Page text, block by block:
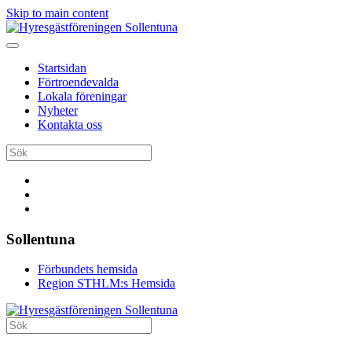
Skip to main content
Startsidan
Förtroendevalda
Lokala föreningar
Nyheter
Kontakta oss
Sollentuna
Förbundets hemsida
Region STHLM:s Hemsida